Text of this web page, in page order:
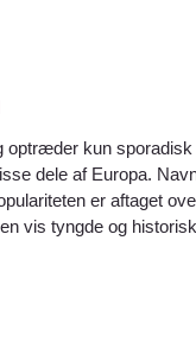
kun
dele af Europa.
er aftaget
vis tyngde og